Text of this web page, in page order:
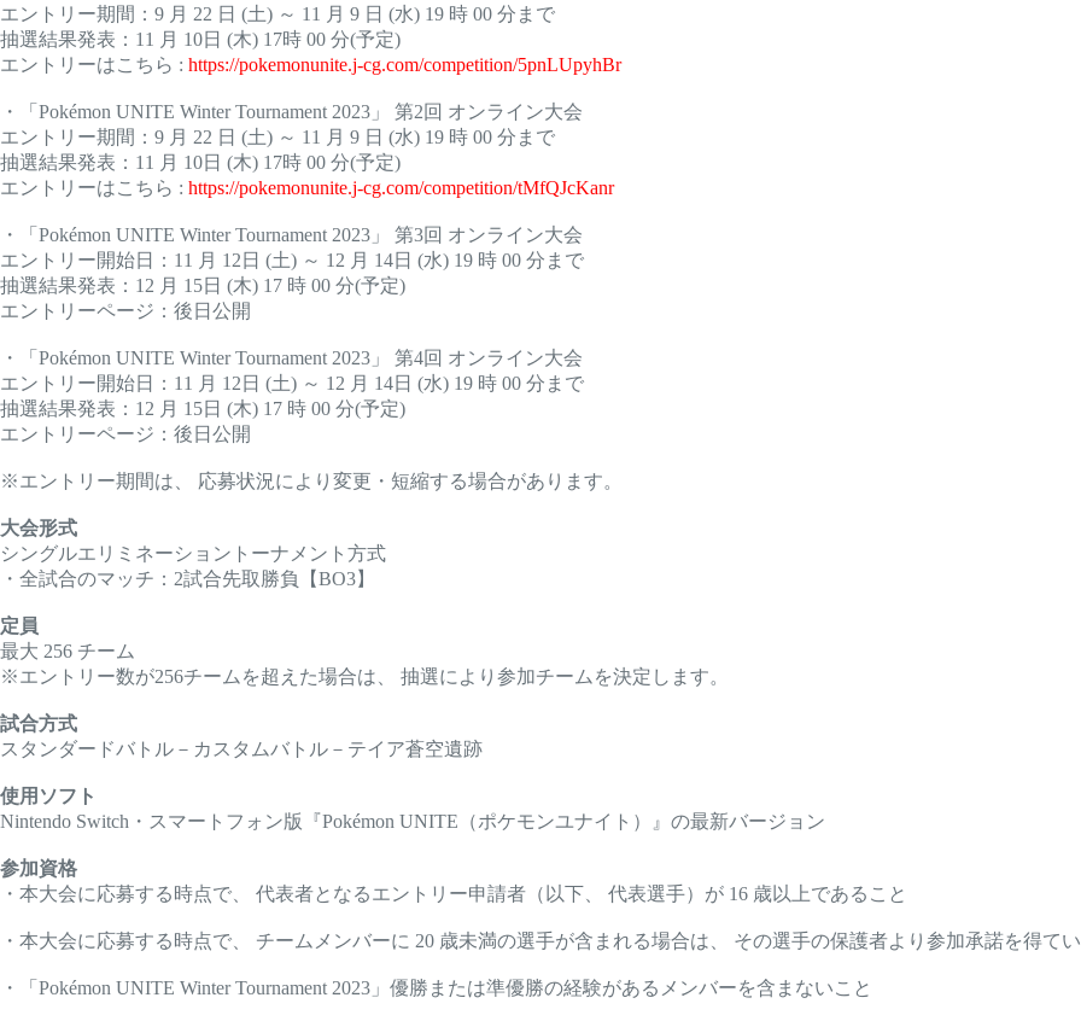
エントリー期間：9 月 22 日 (土) ～ 11 月 9 日 (水) 19 時 00 分まで
抽選結果発表：11 月 10日 (木) 17時 00 分(予定)
エントリーはこちら : https://pokemonunite.j-cg.com/competition/5pnLUpyhBr
・「Pokémon UNITE Winter Tournament 2023」 第2回 オンライン大会
エントリー期間：9 月 22 日 (土) ～ 11 月 9 日 (水) 19 時 00 分まで
抽選結果発表：11 月 10日 (木) 17時 00 分(予定)
エントリーはこちら : https://pokemonunite.j-cg.com/competition/tMfQJcKanr
・「Pokémon UNITE Winter Tournament 2023」 第3回 オンライン大会
エントリー開始日：11 月 12日 (土) ～ 12 月 14日 (水) 19 時 00 分まで
抽選結果発表：12 月 15日 (木) 17 時 00 分(予定)
エントリーページ：後日公開
・「Pokémon UNITE Winter Tournament 2023」 第4回 オンライン大会
エントリー開始日：11 月 12日 (土) ～ 12 月 14日 (水) 19 時 00 分まで
抽選結果発表：12 月 15日 (木) 17 時 00 分(予定)
エントリーページ：後日公開
※エントリー期間は、 応募状況により変更・短縮する場合があります。
大会形式
シングルエリミネーショントーナメント方式
・全試合のマッチ：2試合先取勝負【BO3】
定員
最大 256 チーム
※エントリー数が256チームを超えた場合は、 抽選により参加チームを決定します。
試合方式
スタンダードバトル－カスタムバトル－テイア蒼空遺跡
使用ソフト
Nintendo Switch・スマートフォン版『Pokémon UNITE（ポケモンユナイト）』の最新バージョン
参加資格
・本大会に応募する時点で、 代表者となるエントリー申請者（以下、 代表選手）が 16 歳以上であること
・本大会に応募する時点で、 チームメンバーに 20 歳未満の選手が含まれる場合は、 その選手の保護者より参加承諾を得て
・「Pokémon UNITE Winter Tournament 2023」優勝または準優勝の経験があるメンバーを含まないこと